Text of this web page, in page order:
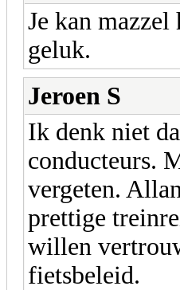
Je kan
geluk.
Jeroen S
Ik denk niet
conducteurs.
vergeten.
prettige
willen
fietsbeleid.